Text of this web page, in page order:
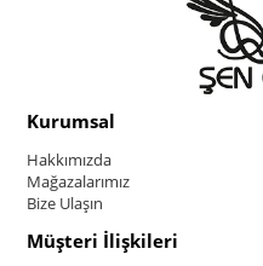
Kurumsal
Hakkımızda
Mağazalarımız
Bize Ulaşın
Müşteri İlişkileri